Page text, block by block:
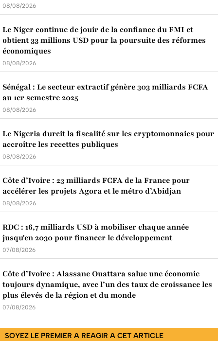
08/08/2026
Le Niger continue de jouir de la confiance du FMI et
obtient 33 millions USD pour la poursuite des réformes
économiques
08/08/2026
Sénégal : Le secteur extractif génère 303 milliards FCFA
au 1er semestre 2025
08/08/2026
Le Nigeria durcit la fiscalité sur les cryptomonnaies pour
accroître les recettes publiques
08/08/2026
Côte d’Ivoire : 23 milliards FCFA de la France pour
accélérer les projets Agora et le métro d’Abidjan
08/08/2026
RDC : 16,7 milliards USD à mobiliser chaque année
jusqu'en 2030 pour financer le développement
07/08/2026
Côte d’Ivoire : Alassane Ouattara salue une économie
toujours dynamique, avec l’un des taux de croissance les
plus élevés de la région et du monde
07/08/2026
SOYEZ LE PREMIER A REAGIR A CET ARTICLE